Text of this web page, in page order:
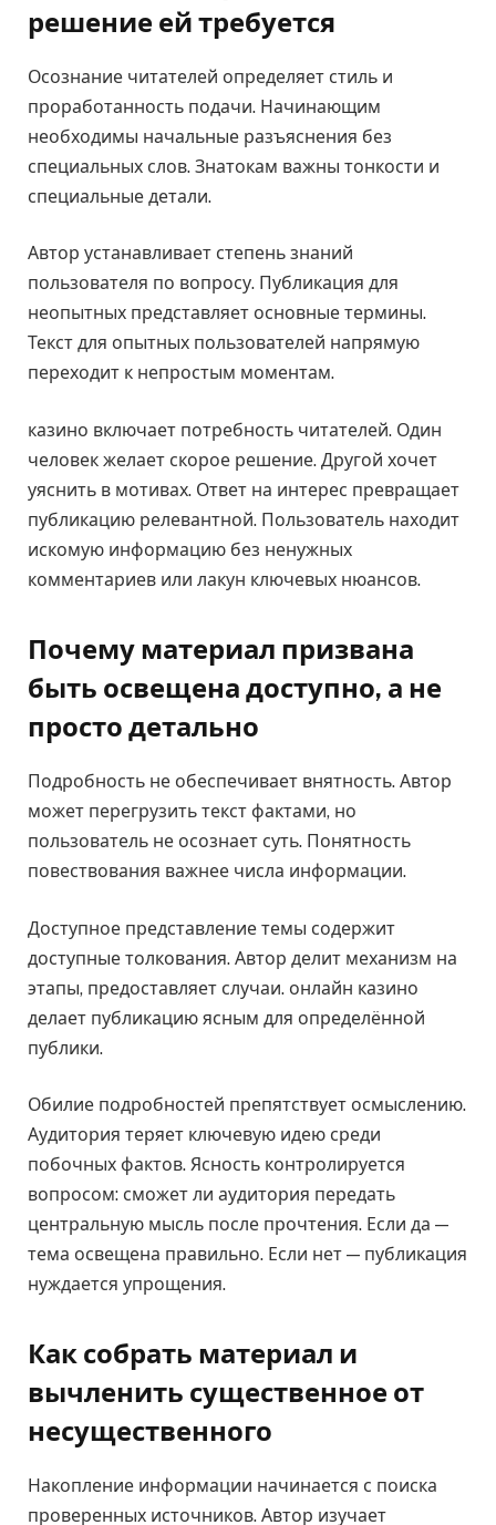
решение ей требуется
Осознание читателей определяет стиль и
проработанность подачи. Начинающим
необходимы начальные разъяснения без
специальных слов. Знатокам важны тонкости и
специальные детали.
Автор устанавливает степень знаний
пользователя по вопросу. Публикация для
неопытных представляет основные термины.
Текст для опытных пользователей напрямую
переходит к непростым моментам.
казино включает потребность читателей. Один
человек желает скорое решение. Другой хочет
уяснить в мотивах. Ответ на интерес превращает
публикацию релевантной. Пользователь находит
искомую информацию без ненужных
комментариев или лакун ключевых нюансов.
Почему материал призвана
быть освещена доступно, а не
просто детально
Подробность не обеспечивает внятность. Автор
может перегрузить текст фактами, но
пользователь не осознает суть. Понятность
повествования важнее числа информации.
Доступное представление темы содержит
доступные толкования. Автор делит механизм на
этапы, предоставляет случаи. онлайн казино
делает публикацию ясным для определённой
публики.
Обилие подробностей препятствует осмыслению.
Аудитория теряет ключевую идею среди
побочных фактов. Ясность контролируется
вопросом: сможет ли аудитория передать
центральную мысль после прочтения. Если да —
тема освещена правильно. Если нет — публикация
нуждается упрощения.
Как собрать материал и
вычленить существенное от
несущественного
Накопление информации начинается с поиска
проверенных источников. Автор изучает